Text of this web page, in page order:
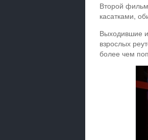
Второй
касатками,
Выходившие
взрослых
более чем